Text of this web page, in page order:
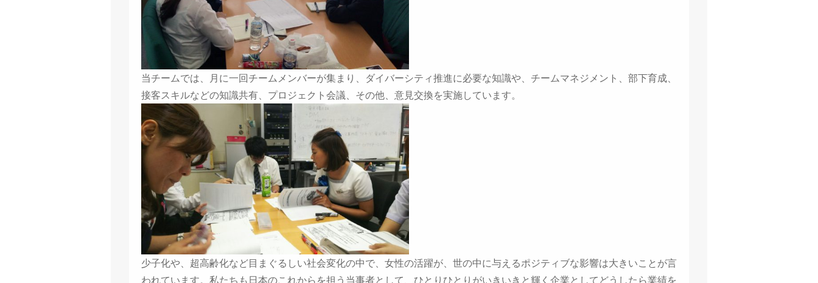
当チームでは、月に一回チームメンバーが集まり、ダイバーシティ推進に必要な知識や、チームマネジメント、部下育成、
接客スキルなどの知識共有、プロジェクト会議、その他、意見交換を実施しています。
少子化や、超高齢化など目まぐるしい社会変化の中で、女性の活躍が、世の中に与えるポジティブな影響は大きいことが言
われています。私たちも日本のこれからを担う当事者として、ひとりひとりがいきいきと輝く企業としてどうしたら業績を